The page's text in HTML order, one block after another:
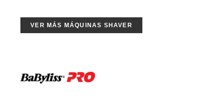
VER MÁS MÁQUINAS SHAVER